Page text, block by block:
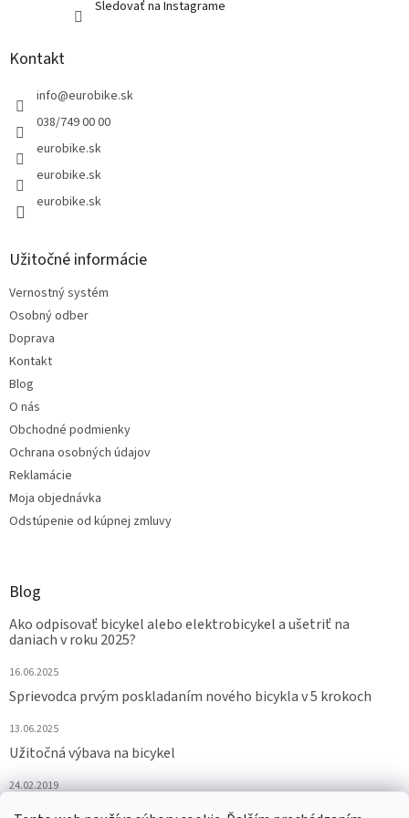
Sledovať na Instagrame
Kontakt
info@eurobike.sk
038/749 00 00
eurobike.sk
eurobike.sk
eurobike.sk
Užitočné informácie
Vernostný systém
Osobný odber
Doprava
Kontakt
Blog
O nás
Obchodné podmienky
Ochrana osobných údajov
Reklamácie
Moja objednávka
Odstúpenie od kúpnej zmluvy
Blog
Ako odpisovať bicykel alebo elektrobicykel a ušetriť na
daniach v roku 2025?
16.06.2025
Sprievodca prvým poskladaním nového bicykla v 5 krokoch
13.06.2025
Užitočná výbava na bicykel
24.02.2019